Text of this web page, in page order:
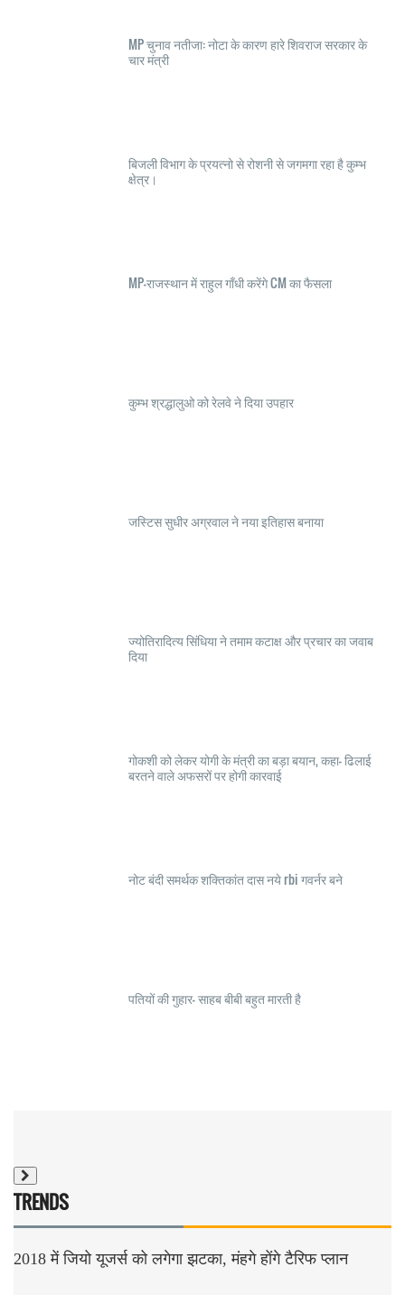
MP चुनाव नतीजा: नोटा के कारण हारे शिवराज सरकार के
चार मंत्री
बिजली विभाग के प्रयत्नो से रोशनी से जगमगा रहा है कुम्भ
क्षेत्र।
MP-राजस्थान में राहुल गाँधी करेंगे CM का फैसला
कुम्भ श्रद्धालुओ को रेलवे ने दिया उपहार
जस्टिस सुधीर अग्रवाल ने नया इतिहास बनाया
ज्योतिरादित्य सिंधिया ने तमाम कटाक्ष और प्रचार का जवाब
दिया
गोकशी को लेकर योगी के मंत्री का बड़ा बयान, कहा- ढिलाई
बरतने वाले अफसरों पर होगी कारवाई
नोट बंदी समर्थक शक्तिकांत दास नये rbi गवर्नर बने
पतियों की गुहार- साहब बीबी बहुत मारती है
TRENDS
2018 में जियो यूजर्स को लगेगा झटका, मंहगे होंगे टैरिफ प्लान